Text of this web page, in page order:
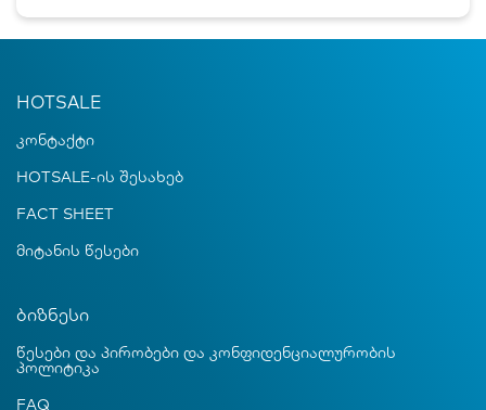
HOTSALE
კონტაქტი
HOTSALE-ის შესახებ
FACT SHEET
მიტანის წესები
ბიზნესი
წესები და პირობები და კონფიდენციალურობის
პოლიტიკა
FAQ